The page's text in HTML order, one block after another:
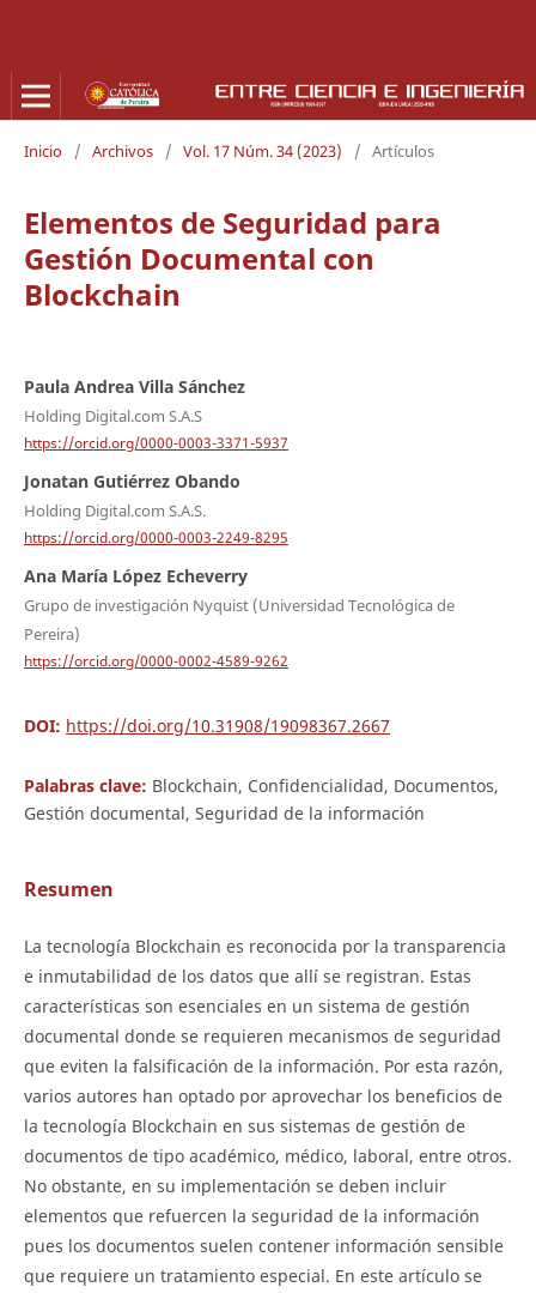
Inicio / Archivos / Vol. 17 Núm. 34 (2023) / Artículos
Elementos de Seguridad para
Gestión Documental con
Blockchain
Paula Andrea Villa Sánchez
Holding Digital.com S.A.S
https://orcid.org/0000-0003-3371-5937
Jonatan Gutiérrez Obando
Holding Digital.com S.A.S.
https://orcid.org/0000-0003-2249-8295
Ana María López Echeverry
Grupo de investigación Nyquist (Universidad Tecnológica de
Pereira)
https://orcid.org/0000-0002-4589-9262
DOI: https://doi.org/10.31908/19098367.2667
Palabras clave: Blockchain, Confidencialidad, Documentos,
Gestión documental, Seguridad de la información
Resumen
La tecnología Blockchain es reconocida por la transparencia
e inmutabilidad de los datos que allí se registran. Estas
características son esenciales en un sistema de gestión
documental donde se requieren mecanismos de seguridad
que eviten la falsificación de la información. Por esta razón,
varios autores han optado por aprovechar los beneficios de
la tecnología Blockchain en sus sistemas de gestión de
documentos de tipo académico, médico, laboral, entre otros.
No obstante, en su implementación se deben incluir
elementos que refuercen la seguridad de la información
pues los documentos suelen contener información sensible
que requiere un tratamiento especial. En este artículo se